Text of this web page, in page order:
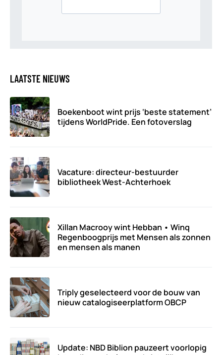
LAATSTE NIEUWS
Boekenboot wint prijs ‘beste statement’
tijdens WorldPride. Een fotoverslag
Vacature: directeur-bestuurder
bibliotheek West-Achterhoek
Xillan Macrooy wint Hebban • Winq
Regenboogprijs met Mensen als zonnen
en mensen als manen
Triply geselecteerd voor de bouw van
nieuw catalogiseerplatform OBCP
Update: NBD Biblion pauzeert voorlopig